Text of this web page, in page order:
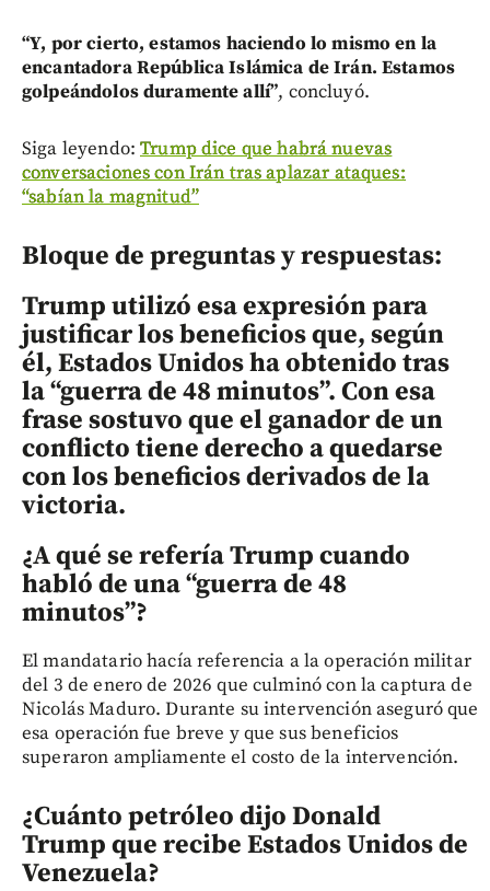
“Y, por cierto, estamos haciendo lo mismo en la
encantadora República Islámica de Irán. Estamos
golpeándolos duramente allí”, concluyó.
Siga leyendo:Trump dice que habrá nuevas
conversaciones con Irán tras aplazar ataques:
“sabían la magnitud”
Bloque de preguntas y respuestas:
Trump utilizó esa expresión para
justificar los beneficios que, según
él, Estados Unidos ha obtenido tras
la “guerra de 48 minutos”. Con esa
frase sostuvo que el ganador de un
conflicto tiene derecho a quedarse
con los beneficios derivados de la
victoria.
¿A qué se refería Trump cuando
habló de una “guerra de 48
minutos”?
El mandatario hacía referencia a la operación militar
del 3 de enero de 2026 que culminó con la captura de
Nicolás Maduro. Durante su intervención aseguró que
esa operación fue breve y que sus beneficios
superaron ampliamente el costo de la intervención.
¿Cuánto petróleo dijo Donald
Trump que recibe Estados Unidos de
Venezuela?